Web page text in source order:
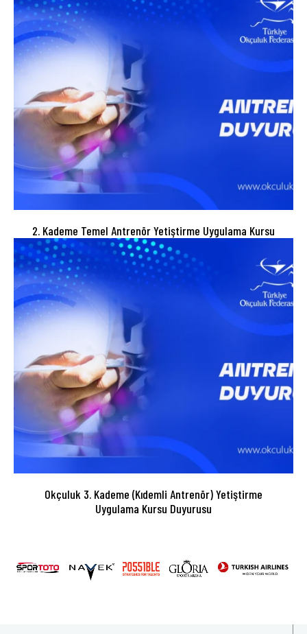
2. Kademe Temel Antrenör Yetiştirme Uygulama Kursu
Okçuluk 3. Kademe (Kıdemli Antrenör) Yetiştirme
Uygulama Kursu Duyurusu